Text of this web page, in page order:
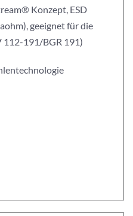
Konzept, ESD
geeignet für die
112-191/BGR 191)